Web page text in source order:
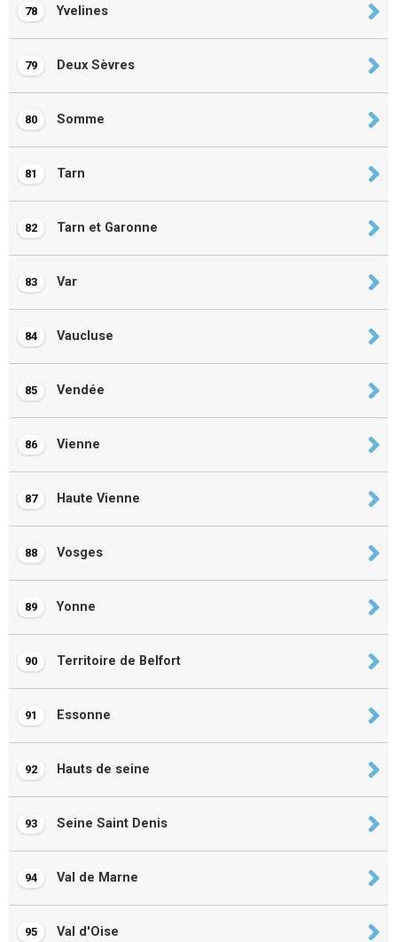
78 Yvelines
79 Deux Sèvres
80 Somme
81 Tarn
82 Tarn et Garonne
83 Var
84 Vaucluse
85 Vendée
86 Vienne
87 Haute Vienne
88 Vosges
89 Yonne
90 Territoire de Belfort
91 Essonne
92 Hauts de seine
93 Seine Saint Denis
94 Val de Marne
95 Val d'Oise